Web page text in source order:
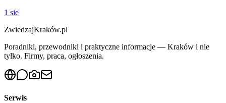
1 sie
ZwiedzajKraków.pl
Poradniki, przewodniki i praktyczne informacje — Kraków i nie
tylko. Firmy, praca, ogłoszenia.
Serwis